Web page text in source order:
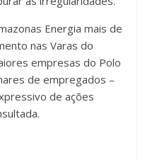
Energia mais de
nas Varas do
empresas do Polo
de empregados –
de ações